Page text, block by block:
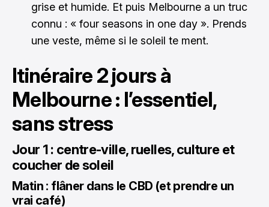
grise et humide. Et puis Melbourne a un truc
connu : « four seasons in one day ». Prends
une veste, même si le soleil te ment.
Itinéraire 2 jours à
Melbourne : l’essentiel,
sans stress
Jour 1 : centre-ville, ruelles, culture et
coucher de soleil
Matin : flâner dans le CBD (et prendre un
vrai café)